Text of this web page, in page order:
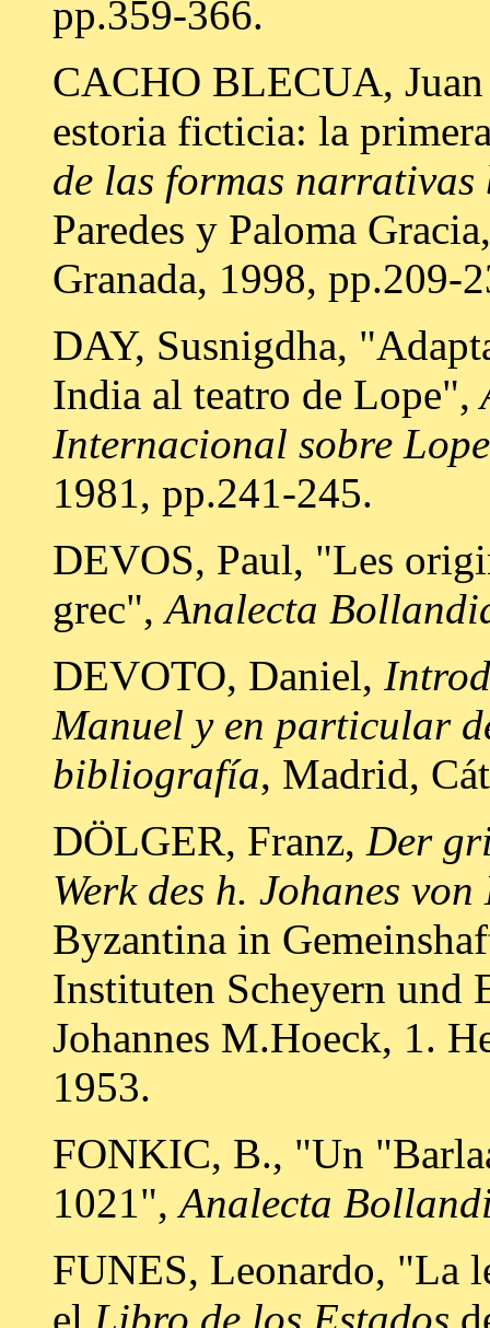
pp.359-366.
CACHO BLECUA,
estoria ficticia: la
de las formas narrativas
Paredes y Paloma
Granada, 1998, pp.209-
DAY, Susnigdha,
India al teatro de Lope",
Internacional sobre
1981, pp.241-245.
DEVOS, Paul, "Les
grec",Analecta
DEVOTO, Daniel,
Manuel y en particular
bibliografía, Madrid,
DÖLGER, Franz, Der
Werk des h. Johanes von
Byzantina in
Instituten Scheyern und
Johannes M.Hoeck, 1.
1953.
FONKIC, B., "Un
1021",Analecta
FUNES, Leonardo, "La